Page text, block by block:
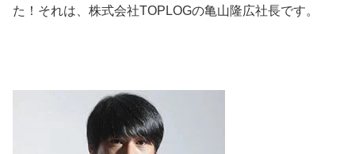
た！それは、株式会社TOPLOGの亀山隆広社長です。